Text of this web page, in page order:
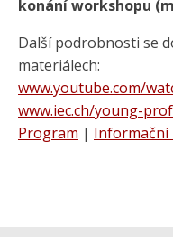
konání workshopu
Další podrobnosti se
materiálech:
www.youtube.com/
www.iec.ch/young-
Program | Informační